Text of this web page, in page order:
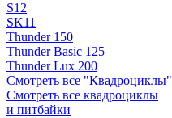
S12
SK11
Thunder 150
Thunder Basic 125
Thunder Lux 200
Смотреть все "Квадроциклы"
Смотреть все квадроциклы
и питбайки